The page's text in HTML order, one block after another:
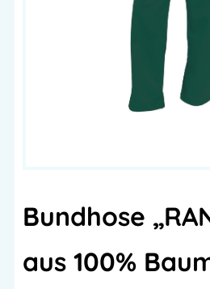
Bundhose
aus 100%